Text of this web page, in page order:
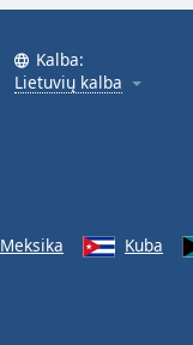
Kalba:
Lietuvių kalba
Meksika Kuba